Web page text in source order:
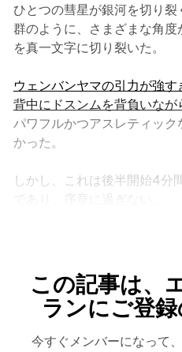
ひとつの彗星が銀河を切り
群のように、さまざまな角
を真一文字に切り裂いた。
ウェンバンヤマの引力が強
背中にドスンムを背負いな
パワフルかつアスレティッ
かった。
しかし、これは後半開始4分
この記事は、
ランにご登
今すぐメンバーになって